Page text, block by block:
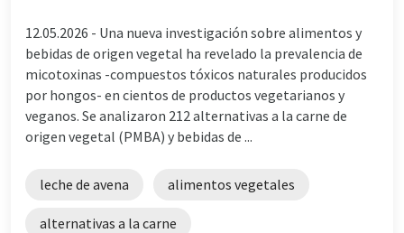
12.05.2026 - Una nueva investigación sobre alimentos y
bebidas de origen vegetal ha revelado la prevalencia de
micotoxinas -compuestos tóxicos naturales producidos
por hongos- en cientos de productos vegetarianos y
veganos. Se analizaron 212 alternativas a la carne de
origen vegetal (PMBA) y bebidas de ...
leche de avena alimentos vegetales
alternativas a la carne